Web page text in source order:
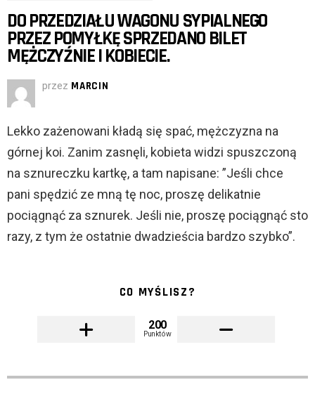
DO PRZEDZIAŁU WAGONU SYPIALNEGO
PRZEZ POMYŁKĘ SPRZEDANO BILET
MĘŻCZYŹNIE I KOBIECIE.
przez MARCIN
Lekko zażenowani kładą się spać, mężczyzna na
górnej koi. Zanim zasnęli, kobieta widzi spuszczoną
na sznureczku kartkę, a tam napisane: ”Jeśli chce
pani spędzić ze mną tę noc, proszę delikatnie
pociągnąć za sznurek. Jeśli nie, proszę pociągnąć sto
razy, z tym że ostatnie dwadzieścia bardzo szybko”.
CO MYŚLISZ?
200
Punktów